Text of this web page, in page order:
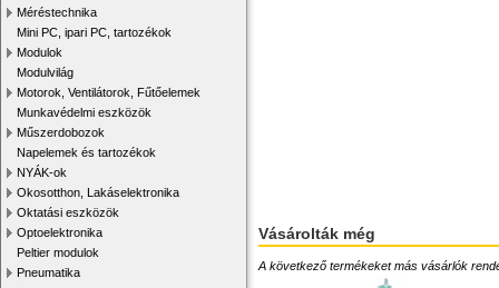
Méréstechnika
Mini PC, ipari PC, tartozékok
Modulok
Modulvilág
Motorok, Ventilátorok, Fűtőelemek
Munkavédelmi eszközök
Műszerdobozok
Napelemek és tartozékok
NYÁK-ok
Okosotthon, Lakáselektronika
Oktatási eszközök
Optoelektronika
Peltier modulok
Pneumatika
Vásárolták még
A következő termékeket más vásárlók